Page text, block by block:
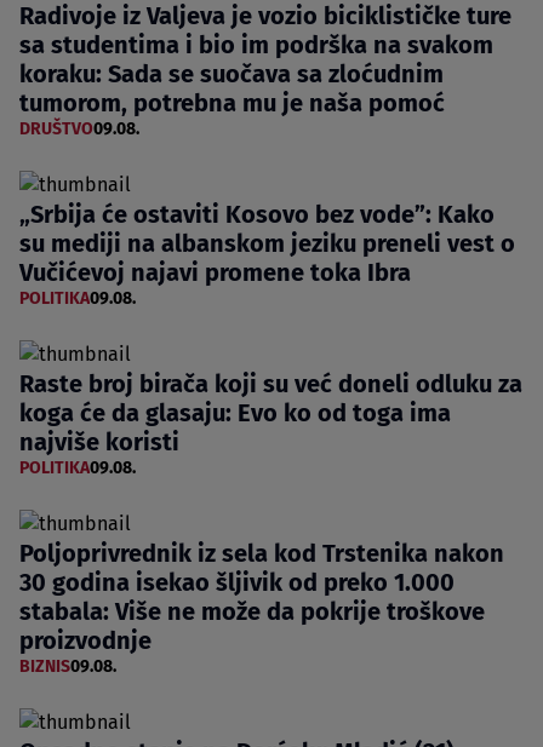
Radivoje iz Valjeva je vozio biciklističke ture
sa studentima i bio im podrška na svakom
koraku: Sada se suočava sa zloćudnim
tumorom, potrebna mu je naša pomoć
DRUŠTVO09.08.
„Srbija će ostaviti Kosovo bez vode”: Kako
su mediji na albanskom jeziku preneli vest o
Vučićevoj najavi promene toka Ibra
POLITIKA09.08.
Raste broj birača koji su već doneli odluku za
koga će da glasaju: Evo ko od toga ima
najviše koristi
POLITIKA09.08.
Poljoprivrednik iz sela kod Trstenika nakon
30 godina isekao šljivik od preko 1.000
stabala: Više ne može da pokrije troškove
proizvodnje
BIZNIS09.08.